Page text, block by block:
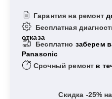
Гарантия на ремонт
Бесплатная
отказа
Бесплатно заберем
Panasonic
Срочный ремонт в
Скидка -25%